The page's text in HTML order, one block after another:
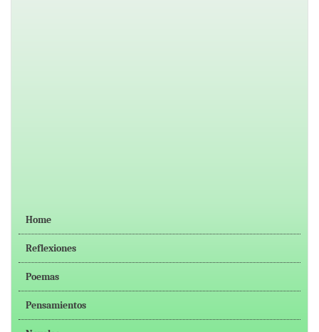
Home
Reflexiones
Poemas
Pensamientos